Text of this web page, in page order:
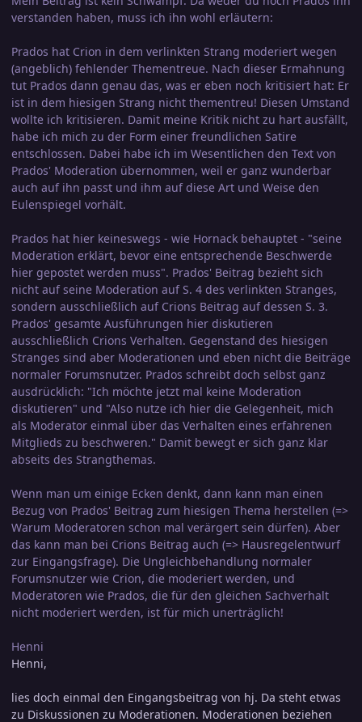
verstanden haben, muss ich ihn wohl erläutern:
Prados hat Crion in dem verlinkten Strang moderiert wegen
(angeblich) fehlender Thementreue. Nach dieser Ermahnung
tut Prados dann genau das, was er eben noch kritisiert hat: Er
ist in dem hiesigen Strang nicht thementreu! Diesen Umstand
wollte ich kritisieren. Damit meine Kritik nicht zu hart ausfällt,
habe ich mich zu der Form einer freundlichen Satire
entschlossen. Dabei habe ich im Wesentlichen den Text von
Prados' Moderation übernommen, weil er ganz wunderbar
auch auf ihn passt und ihm auf diese Art und Weise den
Eulenspiegel vorhält.
Prados hat hier keineswegs - wie Hornack behauptet - "seine
Moderation erklärt, bevor eine entsprechende Beschwerde
hier gepostet werden muss". Prados' Beitrag bezieht sich
nicht auf seine Moderation auf S. 4 des verlinkten Stranges,
sondern ausschließlich auf Crions Beitrag auf dessen S. 3.
Prados' gesamte Ausführungen hier diskutieren
ausschließlich Crions Verhalten. Gegenstand des hiesigen
Stranges sind aber Moderationen und eben nicht die Beiträge
normaler Forumsnutzer. Prados schreibt doch selbst ganz
ausdrücklich: "Ich möchte jetzt mal keine Moderation
diskutieren" und "Also nutze ich hier die Gelegenheit, mich
als Moderator einmal über das Verhalten eines erfahrenen
Mitglieds zu beschweren." Damit bewegt er sich ganz klar
abseits des Strangthemas.
Wenn man um einige Ecken denkt, dann kann man einen
Bezug von Prados' Beitrag zum hiesigen Thema herstellen (=>
Warum Moderatoren schon mal verärgert sein dürfen). Aber
das kann man bei Crions Beitrag auch (=> Hausregelentwurf
zur Eingangsfrage). Die Ungleichbehandlung normaler
Forumsnutzer wie Crion, die moderiert werden, und
Moderatoren wie Prados, die für den gleichen Sachverhalt
nicht moderiert werden, ist für mich unerträglich!
Henni
Henni,
lies doch einmal den Eingangsbeitrag von hj. Da steht etwas
zu Diskussionen zu Moderationen. Moderationen beziehen